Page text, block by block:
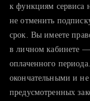
к функциям сервиса
не отменить
срок. Вы имеете
в личном кабинете —
оплаченного
окончательными и не
предусмотренных